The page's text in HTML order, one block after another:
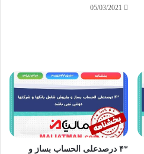
05/03/2021
*۴ درصدعلی الحساب بساز و